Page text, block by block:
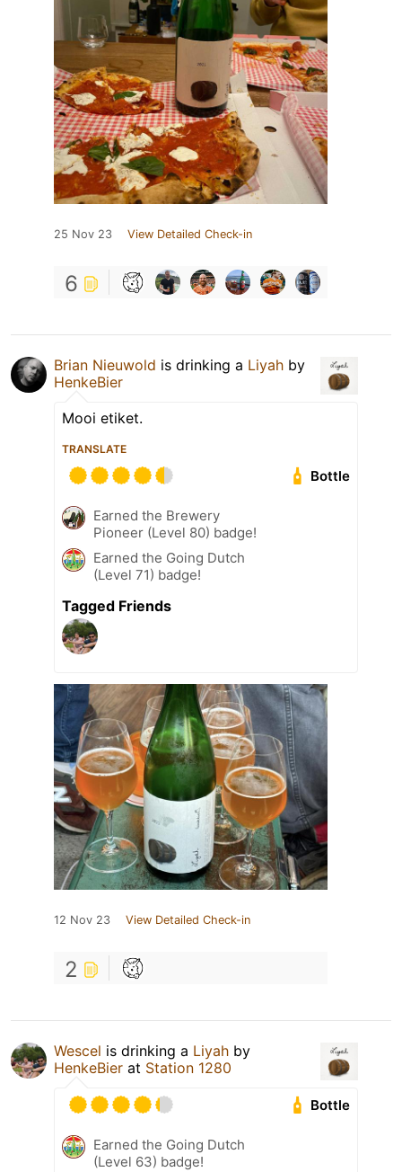
25 Nov 23 View Detailed Check-in
6
Brian Nieuwold is drinking a Liyah by
HenkeBier
Mooi etiket.
TRANSLATE
Bottle
Earned the Brewery
Pioneer (Level 80) badge!
Earned the Going Dutch
(Level 71) badge!
Tagged Friends
12 Nov 23 View Detailed Check-in
2
Wescel is drinking a Liyah by
HenkeBier at Station 1280
Bottle
Earned the Going Dutch
(Level 63) badge!